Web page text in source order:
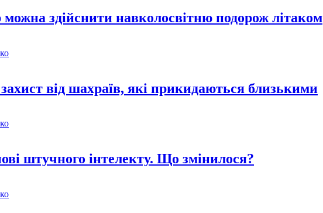
здійснити навколосвітню подорож літаком
від шахраїв, які прикидаються близькими
штучного інтелекту. Що змінилося?